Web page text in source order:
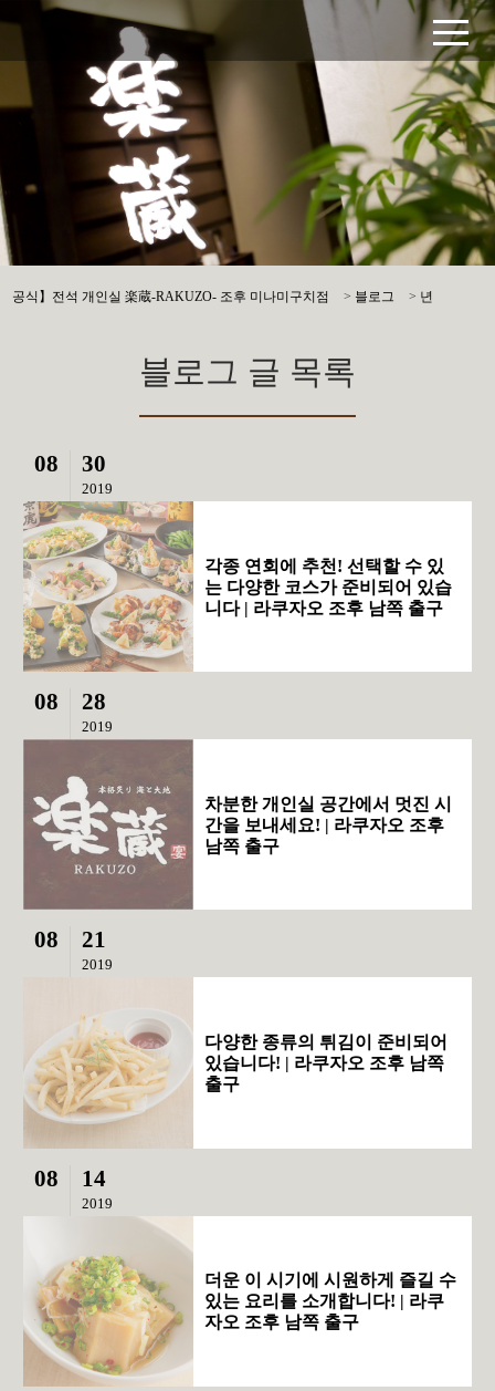
공식】전석 개인실 楽蔵-RAKUZO- 조후 미나미구치점 > 블로그 > 년
블로그 글 목록
08 30
2019
각종 연회에 추천! 선택할 수 있
는 다양한 코스가 준비되어 있습
니다 | 라쿠자오 조후 남쪽 출구
08 28
2019
차분한 개인실 공간에서 멋진 시
간을 보내세요! | 라쿠자오 조후
남쪽 출구
08 21
2019
다양한 종류의 튀김이 준비되어
있습니다! | 라쿠자오 조후 남쪽
출구
08 14
2019
더운 이 시기에 시원하게 즐길 수
있는 요리를 소개합니다! | 라쿠
자오 조후 남쪽 출구